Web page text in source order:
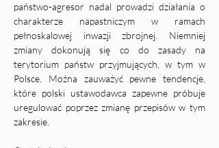
państwo-agresor nadal prowadzi działania o
charakterze napastniczym w ramach
pełnoskalowej inwazji zbrojnej. Niemniej
zmiany dokonują się co do zasady na
terytorium państw przyjmujących, w tym w
Polsce. Można zauważyć pewne tendencje,
które polski ustawodawca zapewne próbuje
uregulować poprzez zmianę przepisów w tym
zakresie.